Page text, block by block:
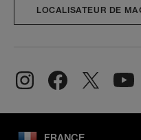
LOCALISATEUR DE